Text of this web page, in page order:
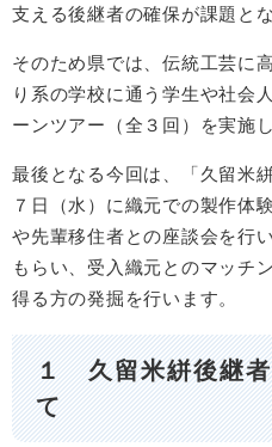
支える後継者の確保が課題と
そのため県では、伝統工芸に
り系の学校に通う学生や社会
ーンツアー（全３回）を実施
最後となる今回は、「久留米
７日（水）に織元での製作体
や先輩移住者との座談会を行
もらい、受入織元とのマッチ
得る方の発掘を行います。
１久留米絣後継
て​